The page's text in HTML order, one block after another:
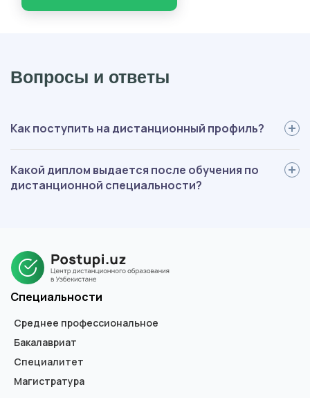
Вопросы и ответы
Как поступить на дистанционный профиль?
Для поступления вам нужно: определиться со специальностью,
выслать нам документы, пройти вступительные испытания,
Какой диплом выдается после обучения по
дистанционной специальности?
магистра. В дипломе не указывается форма обучения.
Специальности
Среднее профессиональное
Бакалавриат
Специалитет
Магистратура